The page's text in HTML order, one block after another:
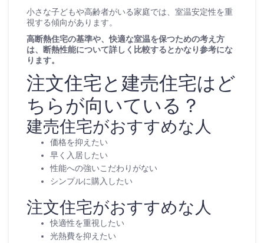
小さな子どもや高齢者がいる家庭では、室温安定性を重
視する傾向があります。
高断熱住宅の基準や、快適な室温を保つための考え方
は、断熱性能について詳しく比較するとかなり参考にな
ります。
注文住宅と建売住宅はど
ちらが向いている？
建売住宅がおすすめな人
価格を抑えたい
早く入居したい
性能への強いこだわりがない
シンプルに購入したい
注文住宅がおすすめな人
快適性を重視したい
光熱費を抑えたい